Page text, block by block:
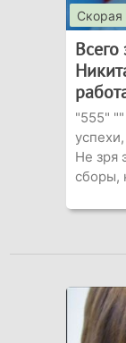
Всего
"555" ""
Не зря
сборы,